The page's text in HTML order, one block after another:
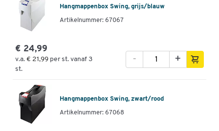
Hangmappenbox Swing, grijs/blauw
Artikelnummer: 67067
€ 24,99
v.a. € 21,99 per st. vanaf 3
st.
+
-
Hangmappenbox Swing, zwart/rood
Artikelnummer: 67068